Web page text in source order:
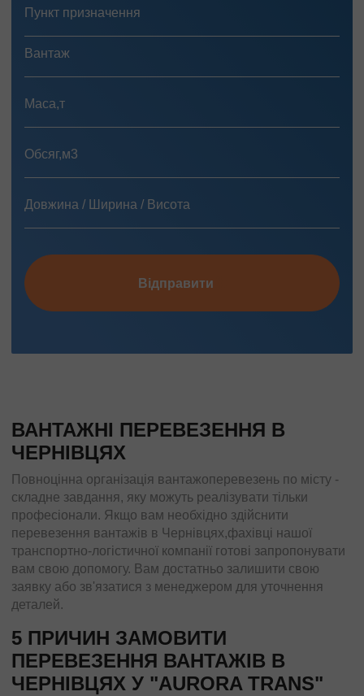
Відправити
ВАНТАЖНІ ПЕРЕВЕЗЕННЯ В
ЧЕРНІВЦЯХ
Повноцінна організація вантажоперевезень по місту -
складне завдання, яку можуть реалізувати тільки
професіонали. Якщо вам необхідно здійснити
перевезення вантажів в Чернівцях,фахівці нашої
транспортно-логістичної компанії готові запропонувати
вам свою допомогу. Вам достатньо залишити свою
заявку або зв'язатися з менеджером для уточнення
деталей.
5 ПРИЧИН ЗАМОВИТИ
ПЕРЕВЕЗЕННЯ ВАНТАЖІВ В
ЧЕРНІВЦЯХ У "AURORA TRANS"